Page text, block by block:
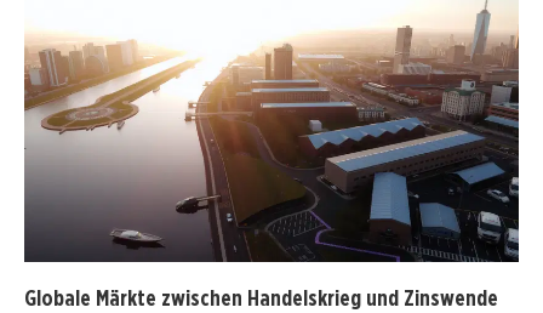
Globale Märkte zwischen Handelskrieg und Zinswende